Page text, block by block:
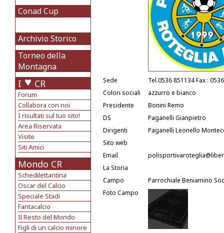
Conad Cup
Archivio Storico
Torneo della
Montagna
I CR
Forum
Collabora con noi
I risultati sul tuo sito!
Area Riservata
Visite
Siti Amici
Mondo CR
Schedilettantina
Oscar del Calcio
Speciale Stadi
Fantacalcio
Il Resto del Mondo
Figli di un calcio minore
Sede
Tel.0536 851134 Fax :
Colori sociali
azzurro e bianco
Presidente
Bonini Remo
DS
Paganelli Gianpietro
Dirigenti
Paganelli Leonello
Sito web
Email
La Storia
Campo
Parrochiale Beniamino
Foto Campo